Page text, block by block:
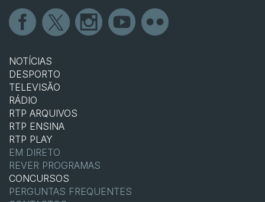
NOTÍCIAS
DESPORTO
TELEVISÃO
RÁDIO
RTP ARQUIVOS
RTP ENSINA
RTP PLAY
EM DIRETO
REVER PROGRAMAS
CONCURSOS
PERGUNTAS FREQUENTES